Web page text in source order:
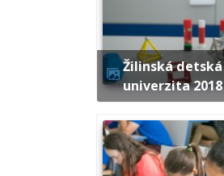
Žilinská detská
univerzita 2018